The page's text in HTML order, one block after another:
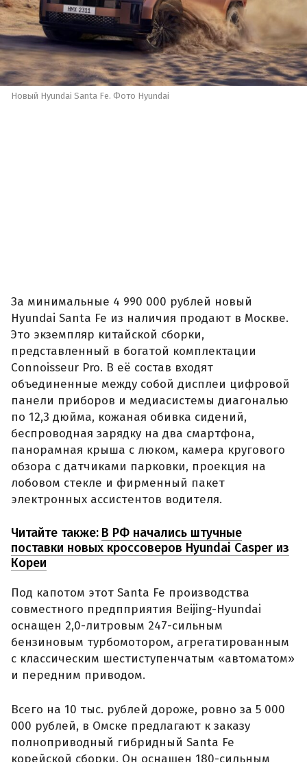
Новый Hyundai Santa Fe. Фото Hyundai
За минимальные 4 990 000 рублей новый
Hyundai Santa Fe из наличия продают в Москве.
Это экземпляр китайской сборки,
представленный в богатой комплектации
Connoisseur Pro. В её состав входят
объединенные между собой дисплеи цифровой
панели приборов и медиасистемы диагональю
по 12,3 дюйма, кожаная обивка сидений,
беспроводная зарядку на два смартфона,
панорамная крыша с люком, камера кругового
обзора с датчиками парковки, проекция на
лобовом стекле и фирменный пакет
электронных ассистентов водителя.
Читайте также: В РФ начались штучные
поставки новых кроссоверов Hyundai Casper из
Кореи
Под капотом этот Santa Fe производства
совместного предпприятия Beijing-Hyundai
оснащен 2,0-литровым 247-сильным
бензиновым турбомотором, агрегатированным
с классическим шестиступенчатым «автоматом»
и передним приводом.
Всего на 10 тыс. рублей дороже, ровно за 5 000
000 рублей, в Омске предлагают к заказу
полноприводный гибридный Santa Fe
корейской сборки. Он оснащен 180-сильным